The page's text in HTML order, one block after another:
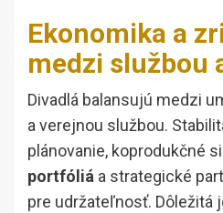
Ekonomika a
medzi službou
Divadlá balansujú medzi
a verejnou službou.
plánovanie, koprodukčné
portfóliá a strategické
pre udržateľnosť. Dôležitá